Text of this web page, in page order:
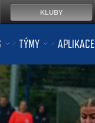
TÝMY APLIKACE
KLUBY